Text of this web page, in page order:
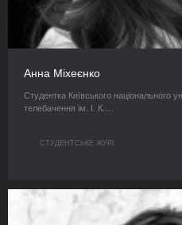
Анна Міхеєнко
Студентка Київського національного
телебачення ім. І. К.…
СТУДЕНТСЬКЕ ЖУРІ